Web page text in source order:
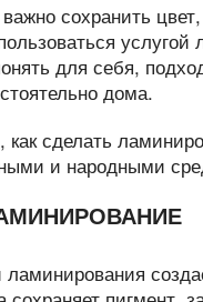
сохранить
для себя,
дома.
как сделать
и народными